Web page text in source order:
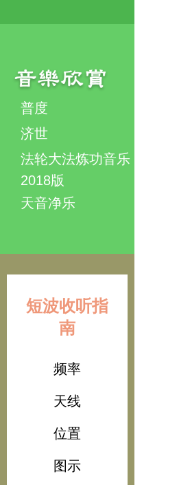
普度
济世
法轮大法炼功音乐
2018版
天音净乐
短波收听指
南
频率
天线
位置
图示